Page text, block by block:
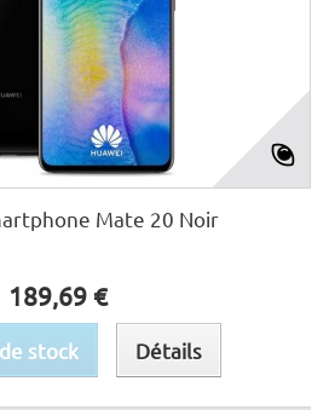
Mate 20 Noir
189,69 €
stock Détails